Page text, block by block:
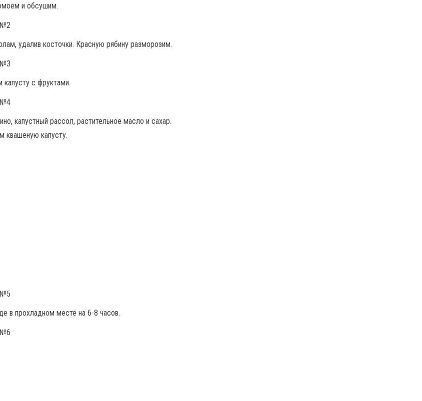
и обсушим.
удалив косточки. Красную рябину разморозим.
с фруктами.
капустный рассол, растительное масло и сахар.
квашеную капусту.
в прохладном месте на 6-8 часов.